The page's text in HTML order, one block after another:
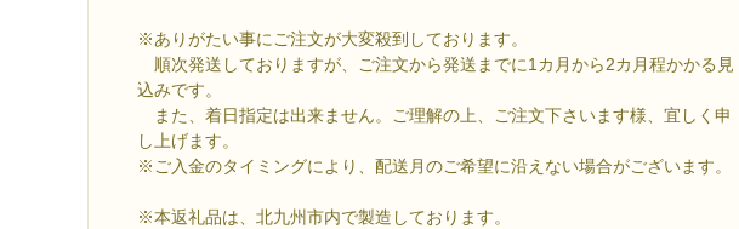
※ありがたい事にご注文が大変殺到しております。
順次発送しておりますが、ご注文から発送までに1カ月から2カ月程かかる見
込みです。
また、着日指定は出来ません。ご理解の上、ご注文下さいます様、宜しく申
し上げます。
※ご入金のタイミングにより、配送月のご希望に沿えない場合がございます。
※本返礼品は、北九州市内で製造しております。